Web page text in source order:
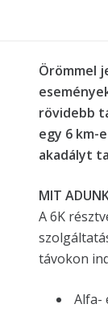
Örömmel
rövidebb
egy 6 km-
akadályt
MIT
A 6K
távokon
Alfa-